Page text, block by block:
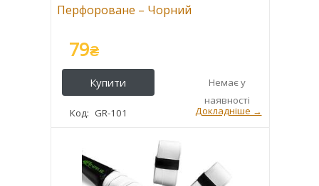
Перфороване – Чорний
GR-101
79₴